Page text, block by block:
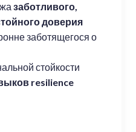
заботливого,
доверия
заботящегося о
стойкости
resilience